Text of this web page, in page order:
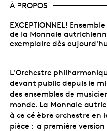
À PROPOS
EXCEPTIONNEL!
de la Monnaie
exemplaire dès
L'Orchestre
devant public depuis le
des ensembles de
monde. La Monnaie
à ce célèbre orchestre en
pièce : la première